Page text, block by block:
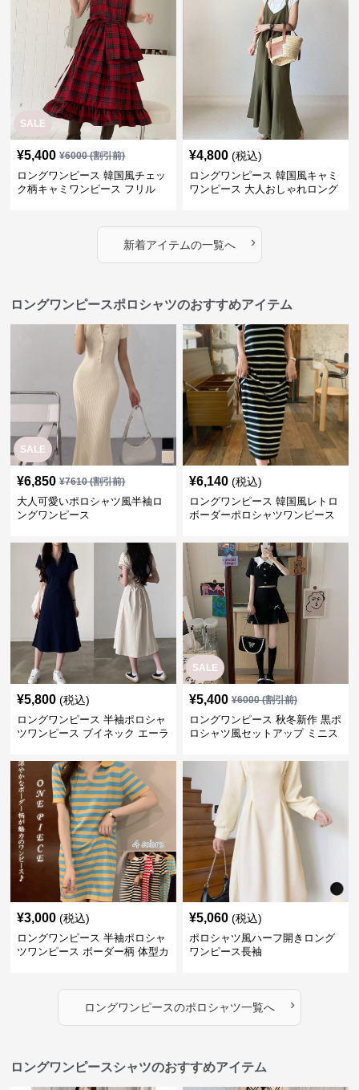
SALE
¥5,400 ¥6000(割引前)
ロングワンピース 韓国風チェッ
ク柄キャミワンピース フリル
¥4,800 (税込)
ロングワンピース 韓国風キャミ
ワンピース 大人おしゃれロング
新着アイテムの一覧へ ›
ロングワンピースポロシャツのおすすめアイテム
SALE
¥6,850 ¥7610(割引前)
大人可愛いポロシャツ風半袖ロ
ングワンピース
¥6,140 (税込)
ロングワンピース 韓国風レトロ
ボーダーポロシャツワンピース
¥5,800 (税込)
ロングワンピース 半袖ポロシャ
ツワンピース ブイネック エーラ
SALE
¥5,400 ¥6000(割引前)
ロングワンピース 秋冬新作 黒ポ
ロシャツ風セットアップ ミニス
¥3,000 (税込)
ロングワンピース 半袖ポロシャ
ツワンピース ボーダー柄 体型カ
¥5,060 (税込)
ポロシャツ風ハーフ開きロング
ワンピース長袖
ロングワンピースのポロシャツ一覧へ ›
ロングワンピースシャツのおすすめアイテム